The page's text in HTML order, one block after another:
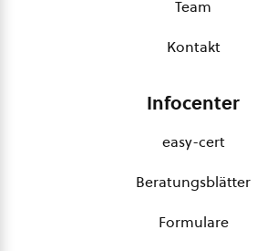
Team
Kontakt
Infocenter
easy-cert
Beratungsblätter
Formulare